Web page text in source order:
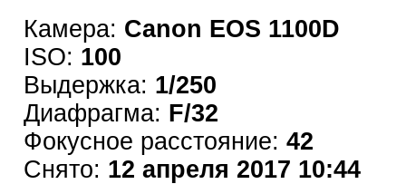
Камера: Canon EOS 1100D
ISO: 100
Выдержка: 1/250
Диафрагма: F/32
Фокусное расстояние: 42
Снято: 12 апреля 2017 10:44